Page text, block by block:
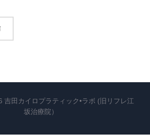
吉田カイロプラティック•ラボ (旧リフレ江
坂治療院）